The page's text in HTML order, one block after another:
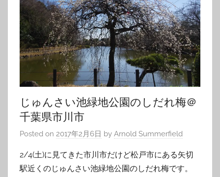
じゅんさい池緑地公園のしだれ梅＠
千葉県市川市
Posted on 2017年2月6日 by Arnold Summerfield
2/4(土)に見てきた市川市だけど松戸市にある矢切
駅近くのじゅんさい池緑地公園のしだれ梅です。